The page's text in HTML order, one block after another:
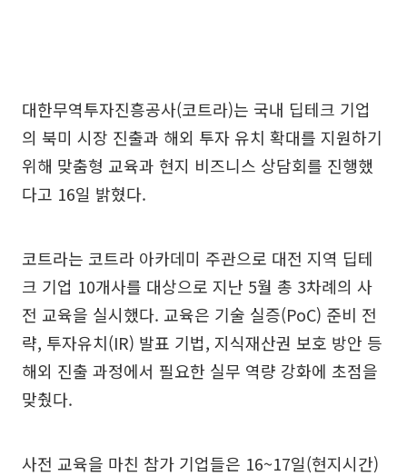
대한무역투자진흥공사(코트라)는 국내 딥테크 기업
의 북미 시장 진출과 해외 투자 유치 확대를 지원하기
위해 맞춤형 교육과 현지 비즈니스 상담회를 진행했
다고 16일 밝혔다.
코트라는 코트라 아카데미 주관으로 대전 지역 딥테
크 기업 10개사를 대상으로 지난 5월 총 3차례의 사
전 교육을 실시했다. 교육은 기술 실증(PoC) 준비 전
략, 투자유치(IR) 발표 기법, 지식재산권 보호 방안 등
해외 진출 과정에서 필요한 실무 역량 강화에 초점을
맞췄다.
사전 교육을 마친 참가 기업들은 16~17일(현지시간)